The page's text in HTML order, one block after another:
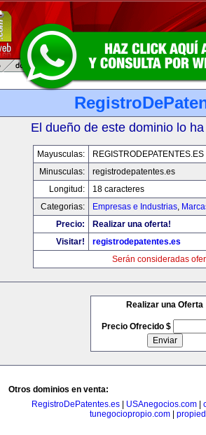
El dueño de este dominio lo
Mayusculas:
REGISTRODEPATENTES.ES
Minusculas:
registrodepatentes.es
Longitud:
18 caracteres
Categorias:
Empresas e Industrias,
Precio:
Realizar una oferta!
Visitar!
registrodepatentes.es
Serán consideradas
Realizar una Oferta
Precio Ofrecido $
Otros dominios en venta:
RegistroDePatentes.es
USAnegocios.com
tunegociopropio.com|